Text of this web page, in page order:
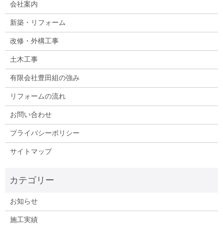
会社案内
新築・リフォーム
改修・外構工事
土木工事
有限会社豊田組の強み
リフォームの流れ
お問い合わせ
プライバシーポリシー
サイトマップ
お知らせ
施工実績